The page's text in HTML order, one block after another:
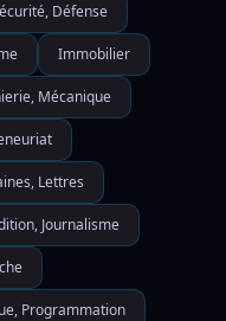
Défense
Immobilier
Mécanique
Lettres
Journalisme
Programmation